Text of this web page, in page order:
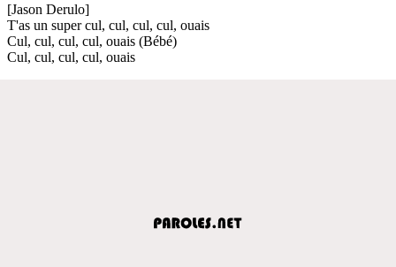
[Jason Derulo]
T'as un super cul, cul, cul, cul, ouais
Cul, cul, cul, cul, ouais (Bébé)
Cul, cul, cul, cul, ouais